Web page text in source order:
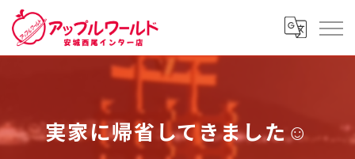
実家に帰省してきました☺️